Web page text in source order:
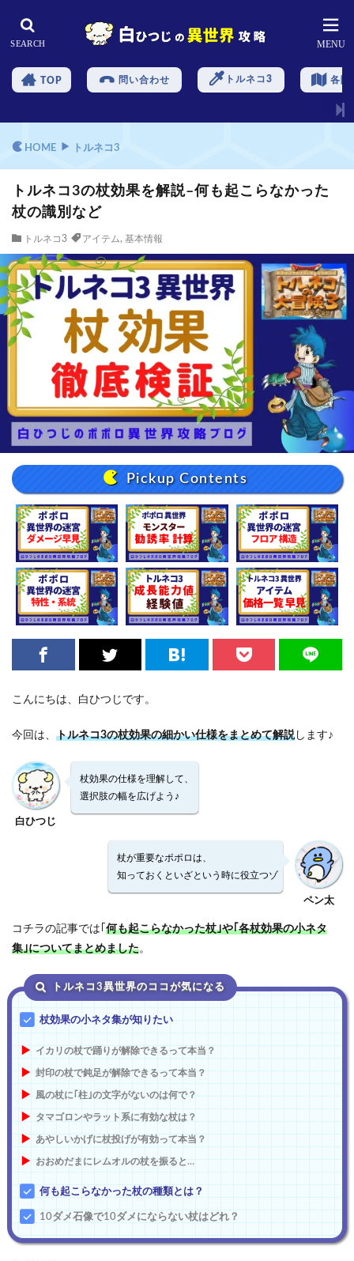
TOP 問い合わせ トルネコ3 各階
HOME トルネコ3
トルネコ3の杖効果を解説–何も起こらなかった
杖の識別など
トルネコ3 アイテム, 基本情報
Pickup Contents
こんにちは、白ひつじです。
今回は、 トルネコ3の杖効果の細かい仕様をまとめて解説 します♪
白ひつじ
杖効果の仕様を理解して、
選択肢の幅を広げよう♪
ペン太
杖が重要なポポロは、
知っておくといざという時に役立つゾ
コチラの記事では｢ 何も起こらなかった杖｣や｢各杖効果の小ネタ
集｣についてまとめました。
トルネコ3異世界のココが気になる
杖効果の小ネタ集が知りたい
イカリの杖で踊りが解除できるって本当？
封印の杖で鈍足が解除できるって本当？
風の杖に｢柱｣の文字がないのは何で？
タマゴロンやラット系に有効な杖は？
あやしいかげに杖投げが有効って本当？
おおめだまにレムオルの杖を振ると…
何も起こらなかった杖の種類とは？
10ダメ石像で10ダメにならない杖はどれ？